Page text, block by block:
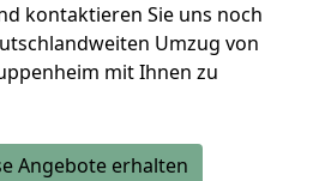
kontaktieren Sie uns noch
Umzug von
mit Ihnen zu
Angebote erhalten